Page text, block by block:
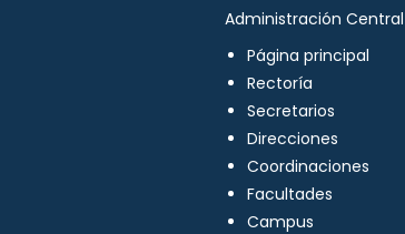
Administración Central
Página principal
Rectoría
Secretarios
Direcciones
Coordinaciones
Facultades
Campus